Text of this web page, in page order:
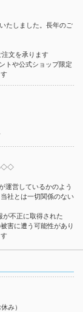
いたしました。長年のご
注文を承ります
トや公式ショップ限定
◇◇
運営しているかのよう
社とは一切関係のない
が不正に取得された
害に遭う可能性があり
み）